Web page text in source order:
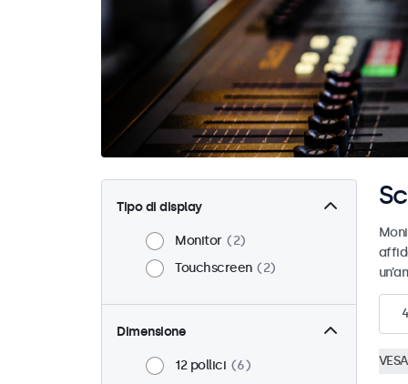
Tipo di display
Monitor
2
Touchscreen
2
Dimensione
12 pollici
6
4